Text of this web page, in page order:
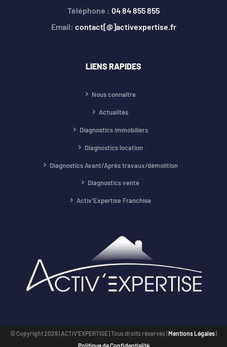
Téléphone : 04 84 855 855
Email: contact[@]activexpertise.fr
LIENS RAPIDES
Nous connaître
Actualités
Diagnostics immobiliers
Diagnostics location
Diagnostics Avant/Après travaux/démolition
Diagnostics vente
Activ’Expertise Franchise
© Copyright2026 | ACTIV'EXPERTISE | Tous droits réservés | Mentions Légales
Politique de Confidentialité